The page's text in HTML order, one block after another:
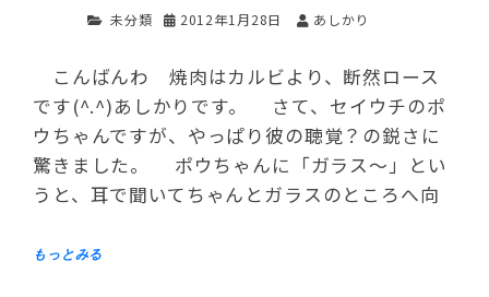
未分類 2012年1月28日 あしかり
こんばんわ 焼肉はカルビより、断然ロース
です(^.^)あしかりです。 さて、セイウチのポ
ウちゃんですが、やっぱり彼の聴覚？の鋭さに
驚きました。 ポウちゃんに「ガラス～」とい
うと、耳で聞いてちゃんとガラスのところへ向